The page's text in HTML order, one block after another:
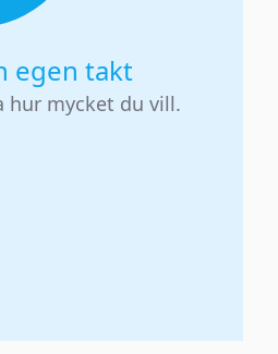
egen takt
hur mycket du vill.